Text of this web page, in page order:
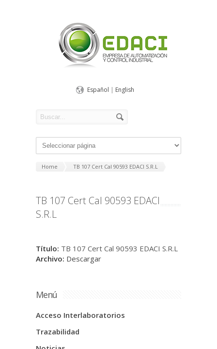
Español | English
Home TB 107 Cert Cal 90593 EDACI S.R.L
TB 107 Cert Cal 90593 EDACI
S.R.L
Título: TB 107 Cert Cal 90593 EDACI S.R.L
Archivo: Descargar
Menú
Acceso Interlaboratorios
Trazabilidad